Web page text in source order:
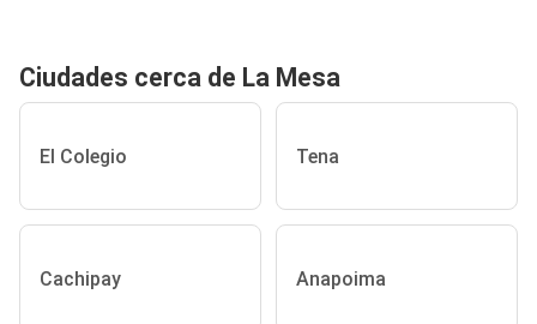
Ciudades cerca de La Mesa
El Colegio Tena
Cachipay Anapoima